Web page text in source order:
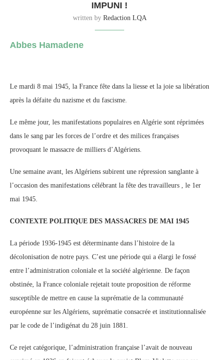
IMPUNI !
written by Redaction LQA
Abbes Hamadene
Le mardi 8 mai 1945, la France fête dans la liesse et la joie sa libération
après la défaite du nazisme et du fascisme.
Le même jour, les manifestations populaires en Algérie sont réprimées
dans le sang par les forces de l’ordre et des milices françaises
provoquant le massacre de milliers d’Algériens.
Une semaine avant, les Algériens subirent une répression sanglante à
l’occasion des manifestations célébrant la fête des travailleurs , le 1er
mai 1945.
CONTEXTE POLITIQUE DES MASSACRES DE MAI 1945
La période 1936-1945 est déterminante dans l’histoire de la
décolonisation de notre pays. C’est une période qui a élargi le fossé
entre l’administration coloniale et la société algérienne. De façon
obstinée, la France coloniale rejetait toute proposition de réforme
susceptible de mettre en cause la suprématie de la communauté
européenne sur les Algériens, suprématie consacrée et institutionnalisée
par le code de l’indigénat du 28 juin 1881.
Ce rejet catégorique, l’administration française l’avait de nouveau